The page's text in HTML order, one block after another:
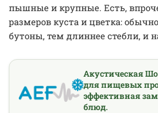
пышные и крупные. Есть,
размеров куста и цветка:
бутоны, тем длиннее стебли, и
Акустическая
для пищевых
эффективная
блюд.